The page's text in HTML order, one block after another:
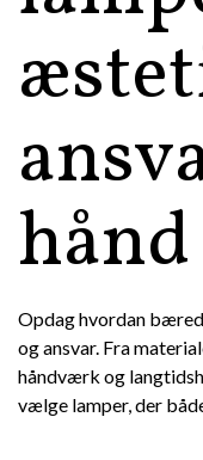
Opdag hvordan
og ansvar. Fra
håndværk og
vælge lamper, der